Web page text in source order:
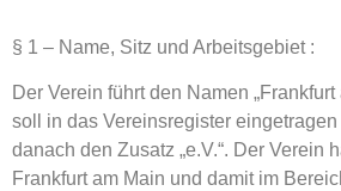
§ 1 – Name, Sitz und Arbeitsgebiet :
Der Verein führt den Namen
soll in das Vereinsregister
danach den Zusatz „e.V.“. Der Verein
Frankfurt am Main und damit im